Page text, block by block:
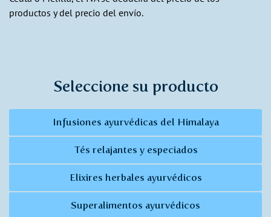
productos y del precio del envío.
Seleccione su producto
Infusiones ayurvédicas del Himalaya
Tés relajantes y especiados
Elixires herbales ayurvédicos
Superalimentos ayurvédicos